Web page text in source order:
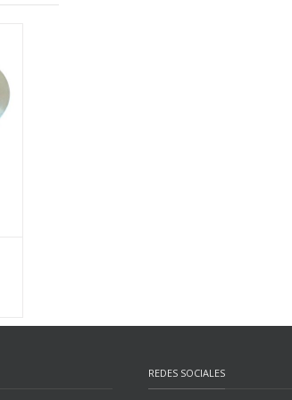
REDES SOCIALES